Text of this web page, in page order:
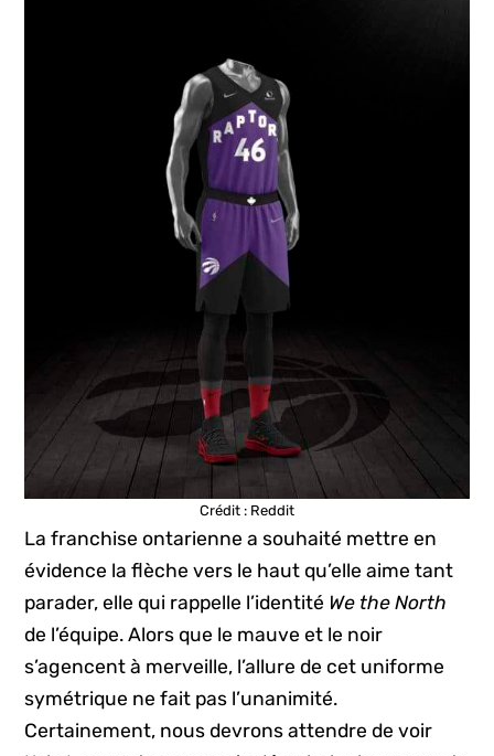
Crédit : Reddit
La franchise ontarienne a souhaité mettre en
évidence la flèche vers le haut qu’elle aime tant
parader, elle qui rappelle l’identité We the North
de l’équipe. Alors que le mauve et le noir
s’agencent à merveille, l’allure de cet uniforme
symétrique ne fait pas l’unanimité.
Certainement, nous devrons attendre de voir